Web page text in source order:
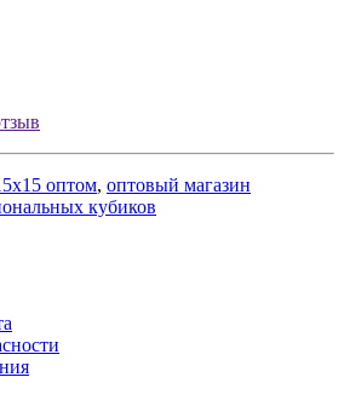
оптом, оптовый магазин
кубиков